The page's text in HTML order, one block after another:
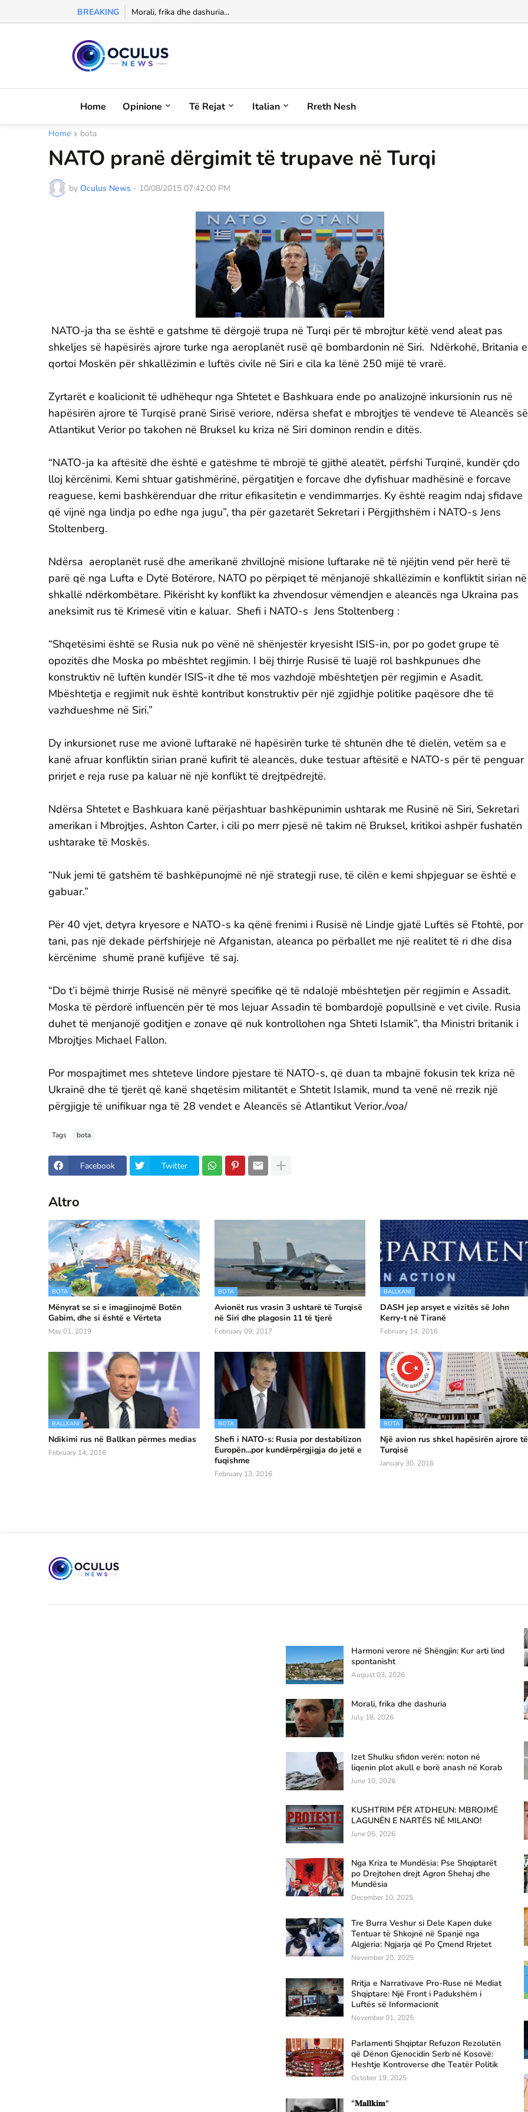
BREAKING Morali, frika dhe dashuria...
Home Opinione Të Rejat Italian Rreth Nesh
Home bota
NATO pranë dërgimit të trupave në Turqi
by Oculus News - 10/08/2015 07:42:00 PM
NATO-ja tha se është e gatshme të dërgojë trupa në Turqi për të mbrojtur këtë vend aleat pas
shkeljes së hapësirës ajrore turke nga aeroplanët rusë që bombardonin në Siri. Ndërkohë, Britania e
qortoi Moskën për shkallëzimin e luftës civile në Siri e cila ka lënë 250 mijë të vrarë.
Zyrtarët e koalicionit të udhëhequr nga Shtetet e Bashkuara ende po analizojnë inkursionin rus në
hapësirën ajrore të Turqisë pranë Sirisë veriore, ndërsa shefat e mbrojtjes të vendeve të Aleancës së
Atlantikut Verior po takohen në Bruksel ku kriza në Siri dominon rendin e ditës.
“NATO-ja ka aftësitë dhe është e gatëshme të mbrojë të gjithë aleatët, përfshi Turqinë, kundër çdo
lloj kërcënimi. Kemi shtuar gatishmërinë, përgatitjen e forcave dhe dyfishuar madhësinë e forcave
reaguese, kemi bashkërenduar dhe rritur efikasitetin e vendimmarrjes. Ky është reagim ndaj sfidave
që vijnë nga lindja po edhe nga jugu”, tha për gazetarët Sekretari i Përgjithshëm i NATO-s Jens
Stoltenberg.
Ndërsa aeroplanët rusë dhe amerikanë zhvillojnë misione luftarake në të njëjtin vend për herë të
parë që nga Lufta e Dytë Botërore, NATO po përpiqet të mënjanojë shkallëzimin e konfliktit sirian në
shkallë ndërkombëtare. Pikërisht ky konflikt ka zhvendosur vëmendjen e aleancës nga Ukraina pas
aneksimit rus të Krimesë vitin e kaluar. Shefi i NATO-s Jens Stoltenberg :
“Shqetësimi është se Rusia nuk po vënë në shënjestër kryesisht ISIS-in, por po godet grupe të
opozitës dhe Moska po mbështet regjimin. I bëj thirrje Rusisë të luajë rol bashkpunues dhe
konstruktiv në luftën kundër ISIS-it dhe të mos vazhdojë mbështetjen për regjimin e Asadit.
Mbështetja e regjimit nuk është kontribut konstruktiv për një zgjidhje politike paqësore dhe të
vazhdueshme në Siri.”
Dy inkursionet ruse me avionë luftarakë në hapësirën turke të shtunën dhe të dielën, vetëm sa e
kanë afruar konfliktin sirian pranë kufirit të aleancës, duke testuar aftësitë e NATO-s për të penguar
prirjet e reja ruse pa kaluar në një konflikt të drejtpëdrejtë.
Ndërsa Shtetet e Bashkuara kanë përjashtuar bashkëpunimin ushtarak me Rusinë në Siri, Sekretari
amerikan i Mbrojtjes, Ashton Carter, i cili po merr pjesë në takim në Bruksel, kritikoi ashpër fushatën
ushtarake të Moskës.
“Nuk jemi të gatshëm të bashkëpunojmë në një strategji ruse, të cilën e kemi shpjeguar se është e
gabuar.”
Për 40 vjet, detyra kryesore e NATO-s ka qënë frenimi i Rusisë në Lindje gjatë Luftës së Ftohtë, por
tani, pas një dekade përfshirjeje në Afganistan, aleanca po përballet me një realitet të ri dhe disa
kërcënime shumë pranë kufijëve të saj.
“Do t’i bëjmë thirrje Rusisë në mënyrë specifike që të ndalojë mbështetjen për regjimin e Assadit.
Moska të përdorë influencën për të mos lejuar Assadin të bombardojë popullsinë e vet civile. Rusia
duhet të menjanojë goditjen e zonave që nuk kontrollohen nga Shteti Islamik”, tha Ministri britanik i
Mbrojtjes Michael Fallon.
Por mospajtimet mes shteteve lindore pjestare të NATO-s, që duan ta mbajnë fokusin tek kriza në
Ukrainë dhe të tjerët që kanë shqetësim militantët e Shtetit Islamik, mund ta venë në rrezik një
përgjigje të unifikuar nga të 28 vendet e Aleancës së Atlantikut Verior./voa/
Tags bota
Facebook Twitter
Altro
BOTA
Mënyrat se si e imagjinojmë Botën
Gabim, dhe si është e Vërteta
May 01, 2019
BOTA
Avionët rus vrasin 3 ushtarë të Turqisë
në Siri dhe plagosin 11 të tjerë
February 09, 2017
BALLKANI
DASH jep arsyet e vizitës së John
Kerry-t në Tiranë
February 14, 2016
BALLKANI
Ndikimi rus në Ballkan përmes medias
February 14, 2016
BOTA
Shefi i NATO-s: Rusia por destabilizon
Europën...por kundërpërgjigja do jetë e
fuqishme
February 13, 2016
BOTA
Një avion rus shkel hapësirën ajrore të
Turqisë
January 30, 2016
Harmoni verore në Shëngjin: Kur arti lind
spontanisht
August 03, 2026
Morali, frika dhe dashuria
July 18, 2026
Izet Shulku sfidon verën: noton në
liqenin plot akull e borë anash në Korab
June 10, 2026
KUSHTRIM PËR ATDHEUN: MBROJMË
LAGUNËN E NARTËS NË MILANO!
June 05, 2026
Nga Kriza te Mundësia: Pse Shqiptarët
po Drejtohen drejt Agron Shehaj dhe
Mundësia
December 10, 2025
Tre Burra Veshur si Dele Kapen duke
Tentuar të Shkojnë në Spanjë nga
Algjeria: Ngjarja që Po Çmend Rrjetet
November 20, 2025
Rritja e Narrativave Pro-Ruse në Mediat
Shqiptare: Një Front i Padukshëm i
Luftës së Informacionit
November 01, 2025
Parlamenti Shqiptar Refuzon Rezolutën
që Dënon Gjenocidin Serb në Kosovë:
Heshtje Kontroverse dhe Teatër Politik
October 19, 2025
"𝐌𝐚𝐥𝐥𝐤𝐢𝐦"